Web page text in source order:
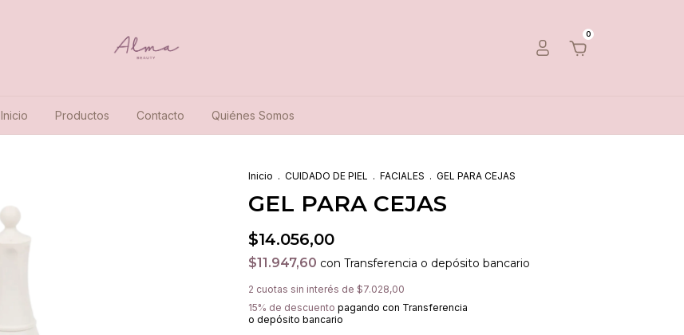
0
Inicio Productos Contacto Quiénes Somos
Inicio . CUIDADO DE PIEL . FACIALES . GEL PARA CEJAS
GEL PARA CEJAS
$14.056,00
$11.947,60 con Transferencia o depósito bancario
2 cuotas sin interés de $7.028,00
15% de descuento pagando con Transferencia
o depósito bancario